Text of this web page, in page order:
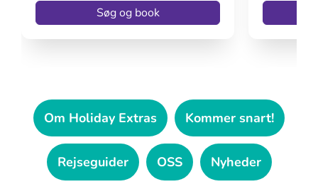
Søg og book
Om Holiday Extras Kommer snart!
Rejseguider OSS Nyheder